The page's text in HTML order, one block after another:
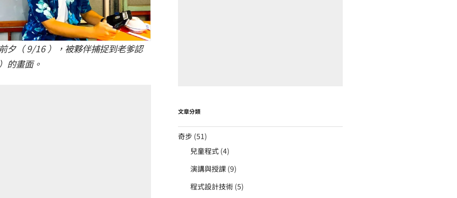
夕（ 9/16 ），被夥伴捕捉到老爹認
的畫面。
文章分類
奇步 (51)
兒童程式 (4)
演講與授課 (9)
程式設計技術 (5)